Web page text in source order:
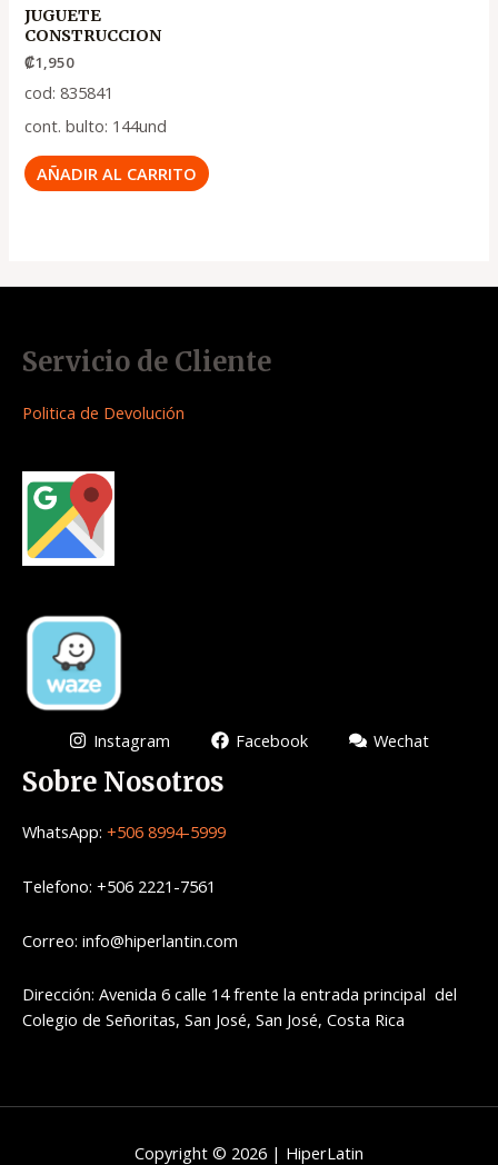
JUGUETE
CONSTRUCCION
₡1,950
cod: 835841
cont. bulto: 144und
AÑADIR AL CARRITO
Servicio de Cliente
Politica de Devolución
Instagram Facebook Wechat
Sobre Nosotros
WhatsApp: +506 8994-5999
Telefono: +506 2221-7561
Correo: info@hiperlantin.com
Dirección: Avenida 6 calle 14 frente la entrada principal del
Colegio de Señoritas, San José, San José, Costa Rica
Copyright © 2026 | HiperLatin